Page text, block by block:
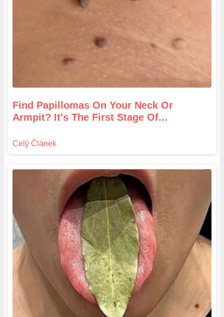
Find Papillomas On Your Neck Or
Armpit? It's The First Stage Of...